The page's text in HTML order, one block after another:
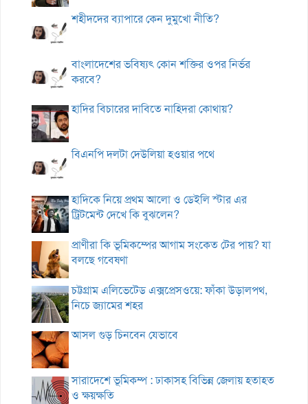
শহীদদের ব্যাপারে কেন দুমুখো নীতি?
বাংলাদেশের ভবিষ্যৎ কোন শক্তির ওপর নির্ভর
করবে?
হাদির বিচারের দাবিতে নাহিদরা কোথায়?
বিএনপি দলটা দেউলিয়া হওয়ার পথে
হাদিকে নিয়ে প্রথম আলো ও ডেইলি স্টার এর
ট্রিটমেন্ট দেখে কি বুঝলেন?
প্রাণীরা কি ভূমিকম্পের আগাম সংকেত টের পায়? যা
বলছে গবেষণা
চট্টগ্রাম এলিভেটেড এক্সপ্রেসওয়ে: ফাঁকা উড়ালপথ,
নিচে জ্যামের শহর
আসল গুড় চিনবেন যেভাবে
সারাদেশে ভূমিকম্প : ঢাকাসহ বিভিন্ন জেলায় হতাহত
ও ক্ষয়ক্ষতি